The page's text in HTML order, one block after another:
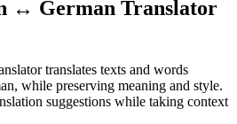
↔ German Translator
translates texts and words
while preserving meaning and style.
suggestions while taking context